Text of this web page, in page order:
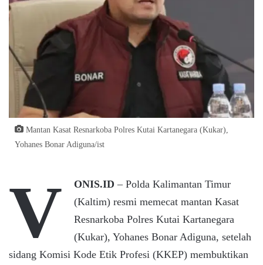
Mantan Kasat Resnarkoba Polres Kutai Kartanegara (Kukar),
Yohanes Bonar Adiguna/ist
V ONIS.ID – Polda Kalimantan Timur
(Kaltim) resmi memecat mantan Kasat
Resnarkoba Polres Kutai Kartanegara
(Kukar), Yohanes Bonar Adiguna, setelah
sidang Komisi Kode Etik Profesi (KKEP) membuktikan